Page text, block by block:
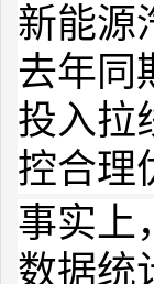
新能源
去年同
投入拉
控合理
事实上
数据统